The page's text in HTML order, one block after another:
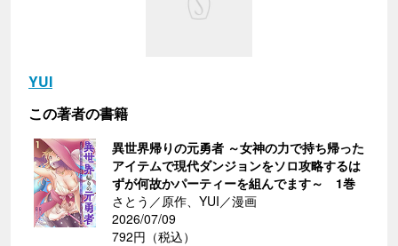
YUI
この著者の書籍
異世界帰りの元勇者 ～女神の力で持ち帰った
アイテムで現代ダンジョンをソロ攻略するは
ずが何故かパーティーを組んでます～ 1巻
さとう／原作、YUI／漫画
2026/07/09
792円（税込）